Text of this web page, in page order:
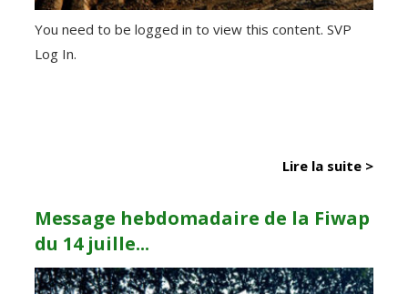
You need to be logged in to view this content. SVP
Log In.
Lire la suite >
Message hebdomadaire de la Fiwap
du 14 juille...